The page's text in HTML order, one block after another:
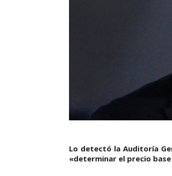
Lo detectó la Auditoría
«determinar el precio